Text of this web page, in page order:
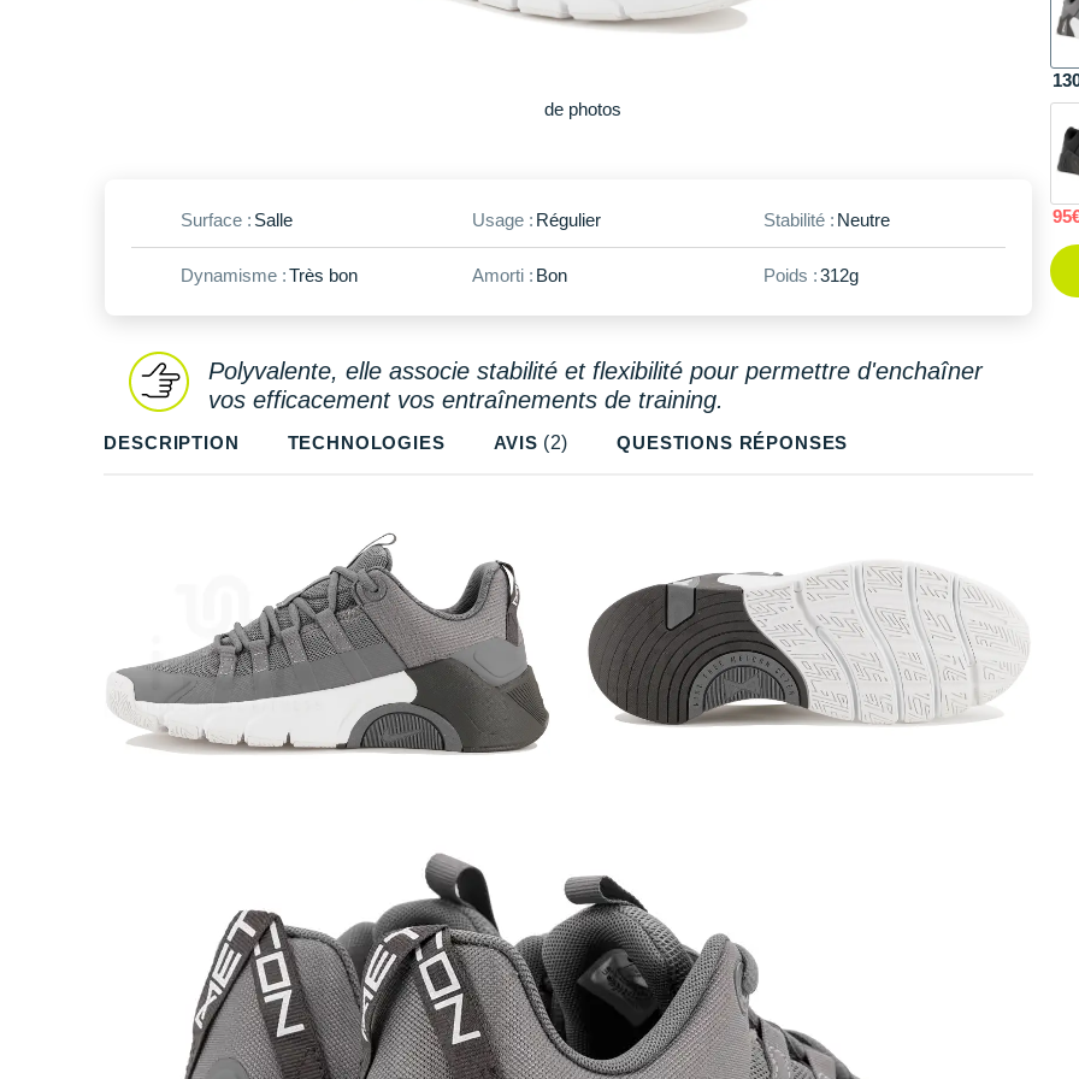
Polyvalente, elle associe stabilité et flexibilité pour permettre d'enchaîner
vos efficacement vos entraînements de training.
DESCRIPTION TECHNOLOGIES AVIS (2) QUESTIONS RÉPONSES
Surface : Salle Usage : Régulier Stabilité : Neutre
Dynamisme :Très bon Amorti : Bon Poids :312g
Plus
de photos